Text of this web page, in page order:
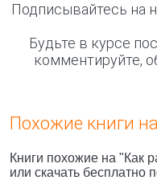
Подписывайтесь на
Будьте в курсе
комментируйте,
Похожие книги
Книги похожие на "Как
или скачать бесплатно